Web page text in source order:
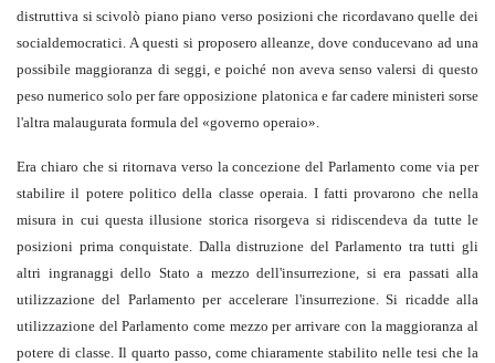
distruttiva si scivolò piano piano verso posizioni che ricordavano quelle dei
socialdemocratici. A questi si proposero alleanze, dove conducevano ad una
possibile maggioranza di seggi, e poiché non aveva senso valersi di questo
peso numerico solo per fare opposizione platonica e far cadere ministeri sorse
l'altra malaugurata formula del «governo operaio».
Era chiaro che si ritornava verso la concezione del Parlamento come via per
stabilire il potere politico della classe operaia. I fatti provarono che nella
misura in cui questa illusione storica risorgeva si ridiscendeva da tutte le
posizioni prima conquistate. Dalla distruzione del Parlamento tra tutti gli
altri ingranaggi dello Stato a mezzo dell'insurrezione, si era passati alla
utilizzazione del Parlamento per accelerare l'insurrezione. Si ricadde alla
utilizzazione del Parlamento come mezzo per arrivare con la maggioranza al
potere di classe. Il quarto passo, come chiaramente stabilito nelle tesi che la